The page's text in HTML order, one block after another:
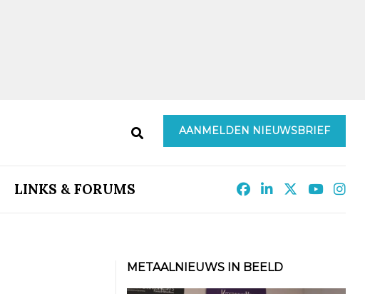
AANMELDEN NIEUWSBRIEF
LINKS & FORUMS
METAALNIEUWS IN BEELD